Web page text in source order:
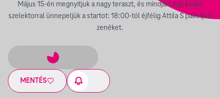
Május 15-én megnyitjuk a nagy teraszt, és mindjárt egy kiváló
szelektorral ünnepeljük a startot: 18:00-tól éjfélig Attila S pakolja a
zenéket.
MENTÉS